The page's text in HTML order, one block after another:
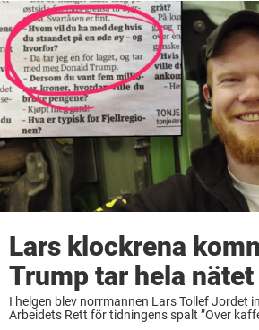
Lars klockrena
Trump tar hela
I helgen blev norrmannen Lars Tollef Jordet
Arbeidets Rett för tidningens spalt ”Over